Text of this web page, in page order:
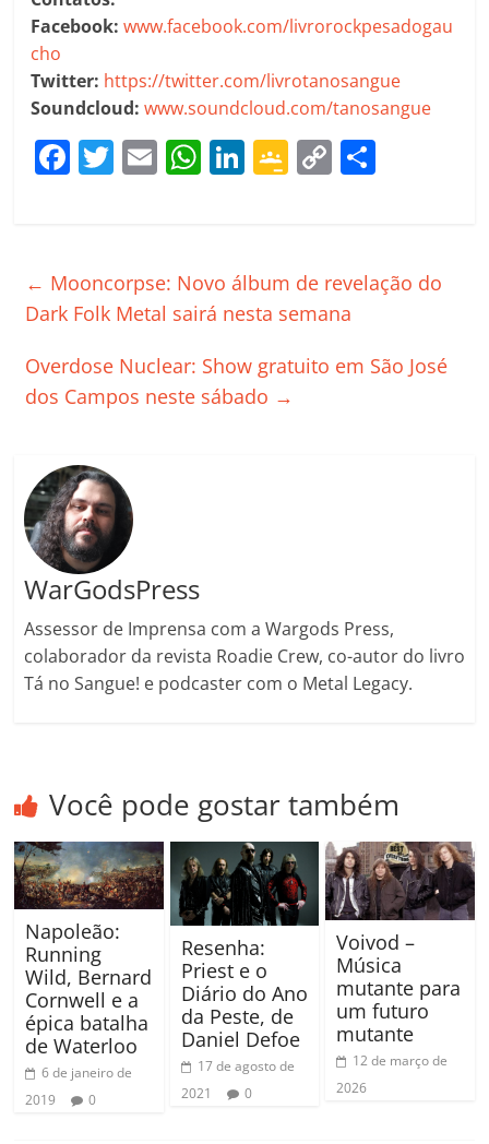
Facebook: www.facebook.com/livrorockpesadogau
cho
Twitter: https://twitter.com/livrotanosangue
Soundcloud: www.soundcloud.com/tanosangue
F
b
o
o
k
T E W
A
p
p
Li
dI
n
G
e
Cl
a
ss
C
Li
n
k
ar
h
← Mooncorpse: Novo álbum de revelação do
Dark Folk Metal sairá nesta semana
Overdose Nuclear: Show gratuito em São José
dos Campos neste sábado →
WarGodsPress
Assessor de Imprensa com a Wargods Press,
colaborador da revista Roadie Crew, co-autor do livro
Tá no Sangue! e podcaster com o Metal Legacy.
Você pode gostar também
Napoleão:
Running
Wild, Bernard
Cornwell e a
épica batalha
de Waterloo
6 de janeiro de
2019
0
Resenha:
Priest e o
Diário do Ano
da Peste, de
Daniel Defoe
17 de agosto de
2021
0
Voivod –
Música
mutante para
um futuro
mutante
12 de março de
2026